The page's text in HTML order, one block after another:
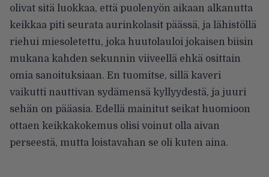
olivat sitä luokkaa, että puolenyön aikaan alkanutta
keikkaa piti seurata aurinkolasit päässä, ja lähistöllä
riehui miesoletettu, joka huutolauloi jokaisen biisin
mukana kahden sekunnin viiveellä ehkä osittain
omia sanoituksiaan. En tuomitse, sillä kaveri
vaikutti nauttivan sydämensä kyllyydestä, ja juuri
sehän on pääasia. Edellä mainitut seikat huomioon
ottaen keikkakokemus olisi voinut olla aivan
perseestä, mutta loistavahan se oli kuten aina.